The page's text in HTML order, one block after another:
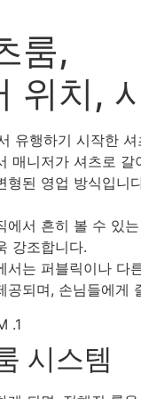
룸,
위치,
유행하기 시작한 셔
매니저가 셔츠로 갈
형된 영업 방식입니
에서 흔히 볼 수 있
강조합니다.
서는 퍼블릭이나 다
공되며, 손님들에게
.1
시스템